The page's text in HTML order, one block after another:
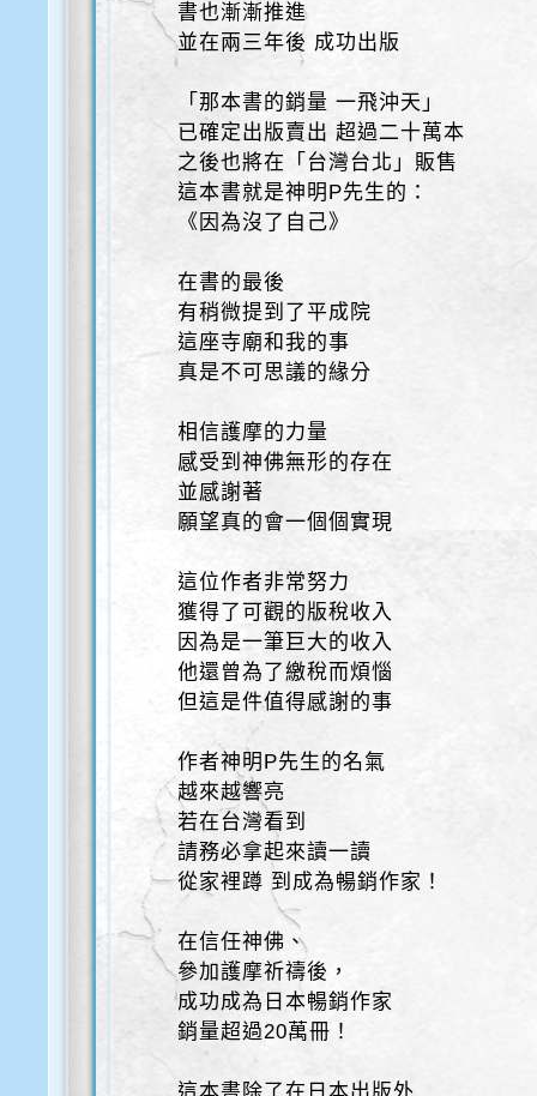
書也漸漸推進
並在兩三年後 成功出版
「那本書的銷量 一飛沖天」
已確定出版賣出 超過二十萬本
之後也將在「台灣台北」販售
這本書就是神明P先生的：
《因為沒了自己》
在書的最後
有稍微提到了平成院
這座寺廟和我的事
真是不可思議的緣分
相信護摩的力量
感受到神佛無形的存在
並感謝著
願望真的會一個個實現
這位作者非常努力
獲得了可觀的版稅收入
因為是一筆巨大的收入
他還曾為了繳稅而煩惱
但這是件值得感謝的事
作者神明P先生的名氣
越來越響亮
若在台灣看到
請務必拿起來讀一讀
從家裡蹲 到成為暢銷作家！
在信任神佛、
參加護摩祈禱後，
成功成為日本暢銷作家
銷量超過20萬冊！